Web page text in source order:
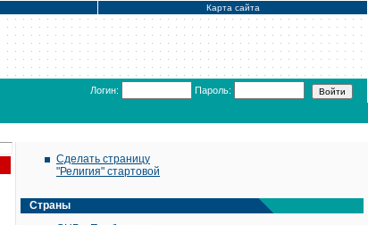
Карта сайта
Логин: Пароль:
Сделать страницу
"Религия" стартовой
Страны